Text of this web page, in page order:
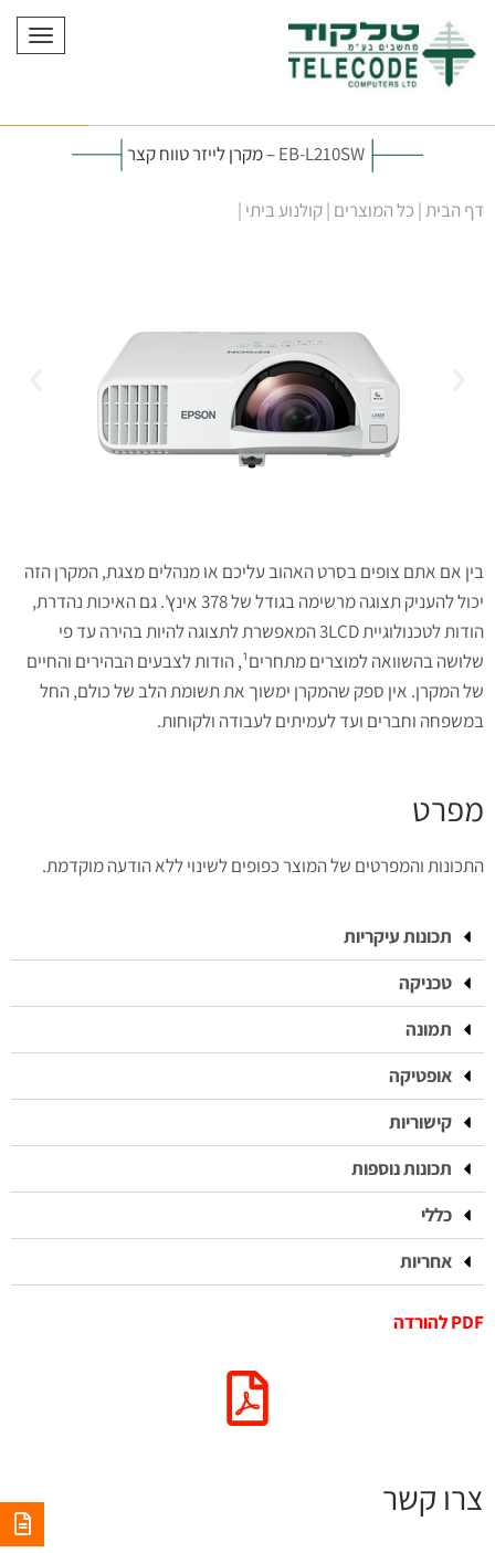
EB-L210SW – מקרן לייזר טווח קצר
דף הבית| כל המוצרים |קולנוע ביתי |
בין אם אתם צופים בסרט האהוב עליכם או מנהלים מצגת, המקרן הזה
יכול להעניק תצוגה מרשימה בגודל של 378 אינץ'. גם האיכות נהדרת,
הודות לטכנולוגיית 3LCD המאפשרת לתצוגה להיות בהירה עד פי
שלושה בהשוואה למוצרים מתחרים¹, הודות לצבעים הבהירים והחיים
של המקרן. אין ספק שהמקרן ימשוך את תשומת הלב של כולם, החל
במשפחה וחברים ועד לעמיתים לעבודה ולקוחות.
מפרט
התכונות והמפרטים של המוצר כפופים לשינוי ללא הודעה מוקדמת.
תכונות עיקריות
טכניקה
תמונה
אופטיקה
קישוריות
תכונות נוספות
כללי
אחריות
PDF להורדה
צרו קשר